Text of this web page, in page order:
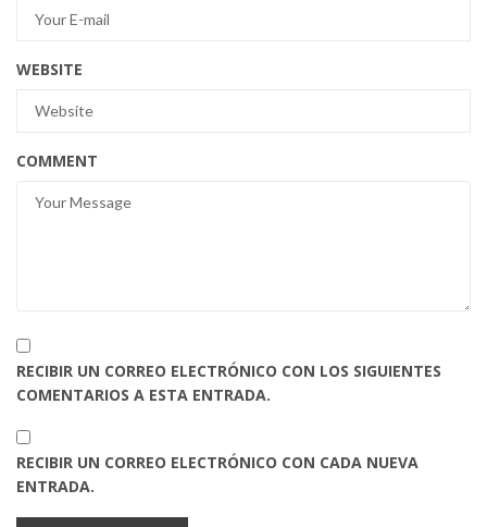
WEBSITE
COMMENT
RECIBIR UN CORREO ELECTRÓNICO CON LOS SIGUIENTES
COMENTARIOS A ESTA ENTRADA.
RECIBIR UN CORREO ELECTRÓNICO CON CADA NUEVA
ENTRADA.